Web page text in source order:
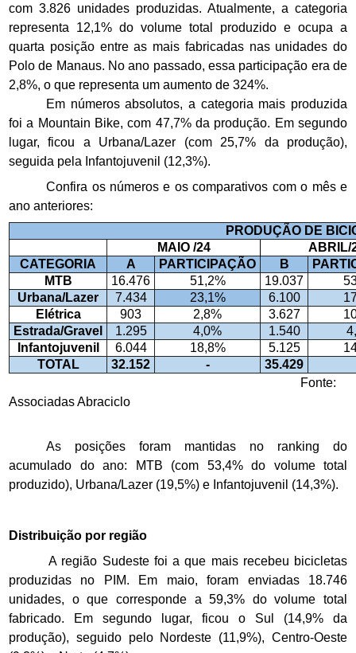
com 3.826 unidades produzidas. Atualmente, a categoria
representa 12,1% do volume total produzido e ocupa a
quarta posição entre as mais fabricadas nas unidades do
Polo de Manaus. No ano passado, essa participação era de
2,8%, o que representa um aumento de 324%.
Em números absolutos, a categoria mais produzida
foi a Mountain Bike, com 47,7% da produção. Em segundo
lugar, ficou a Urbana/Lazer (com 25,7% da produção),
seguida pela Infantojuvenil (12,3%).
Confira os números e os comparativos com o mês e
ano anteriores:
PRODUÇÃO DE
MAIO /24
ABRIL/
CATEGORIA
A PARTICIPAÇÃO B
MTB
16.476 51,2% 19.037
Urbana/Lazer
7.434 23,1% 6.100
Elétrica
903 2,8% 3.627
Estrada/Gravel
1.295 4,0% 1.540
Infantojuvenil
6.044 18,8% 5.125
TOTAL
32.152 -
35.429
Fonte:
Associadas Abraciclo
As posições foram mantidas no ranking do
acumulado do ano: MTB (com 53,4% do volume total
produzido), Urbana/Lazer (19,5%) e Infantojuvenil (14,3%).
Distribuição por região
A região Sudeste foi a que mais recebeu bicicletas
produzidas no PIM. Em maio, foram enviadas 18.746
unidades, o que corresponde a 59,3% do volume total
fabricado. Em segundo lugar, ficou o Sul (14,9% da
produção), seguido pelo Nordeste (11,9%), Centro-Oeste